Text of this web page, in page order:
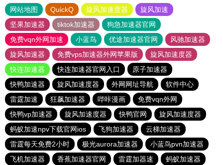
网站地图 QuickQ 旋风加速度器
旋风加速
坚果加速器
tiktok加速器
狗急加速器官网
免费vqn外网加速
小蓝鸟 优途加速器官网
风驰加速器
旋风加速器
免费vps加速器外网苹果版
旋风加速度器
快连加速器
快连加速器官网入口
原子加速器
快鸭加速器
旋风加速度器 外网网址导航
软件中心
雷霆加速
狂飙加速器 哔咔漫画
免费vqn外网
快鸭vp加速器
旋风加速度器 快鸭官网
旋风加速度器
蚂蚁加速npv下载官网ios
飞狗加速器
云梯加速器
雷霆每天免费2小时
极光aurora加速器
小蓝鸟pvn加速器
飞机加速器
香蕉加速器官网 雷霆加器速 蚂蚁加速器